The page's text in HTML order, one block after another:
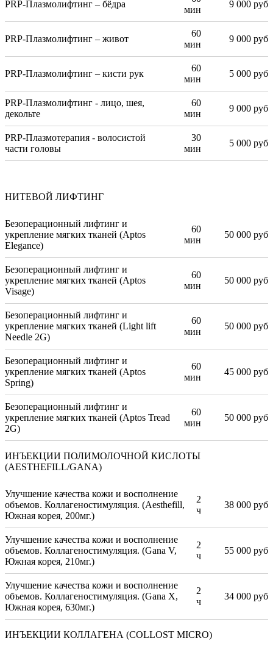
PRP-Плазмолифтинг – бёдра
мин
9 000 руб
PRP-Плазмолифтинг – живот
60
мин
9 000 руб
PRP-Плазмолифтинг – кисти рук
60
мин
5 000 руб
PRP-Плазмолифтинг - лицо, шея,
декольте
60
мин
9 000 руб
PRP-Плазмотерапия - волосистой
части головы
30
мин
5 000 руб
НИТЕВОЙ ЛИФТИНГ
Безоперационный лифтинг и
укрепление мягких тканей (Aptos
Elegance)
60
мин
50 000 руб
Безоперационный лифтинг и
укрепление мягких тканей (Aptos
Visage)
60
мин
50 000 руб
Безоперационный лифтинг и
укрепление мягких тканей (Light lift
Needle 2G)
60
мин
50 000 руб
Безоперационный лифтинг и
укрепление мягких тканей (Aptos
Spring)
60
мин
45 000 руб
Безоперационный лифтинг и
укрепление мягких тканей (Aptos Tread
2G)
60
мин
50 000 руб
ИНЪЕКЦИИ ПОЛИМОЛОЧНОЙ КИСЛОТЫ
(AESTHEFILL/GANA)
Улучшение качества кожи и восполнение
объемов. Коллагеностимуляция. (Aesthefill,
Южная корея, 200мг.)
2
ч
38 000 руб
Улучшение качества кожи и восполнение
объемов. Коллагеностимуляция. (Gana V,
Южная корея, 210мг.)
2
ч
55 000 руб
Улучшение качества кожи и восполнение
объемов. Коллагеностимуляция. (Gana X,
Южная корея, 630мг.)
2
ч
34 000 руб
ИНЪЕКЦИИ КОЛЛАГЕНА (COLLOST MICRO)